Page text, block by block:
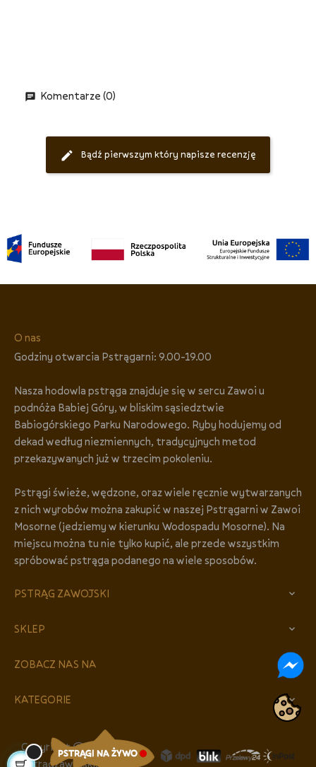
Komentarze (0)
Bądź pierwszym który napisze recenzję
O nas
Godziny otwarcia Pstrągarni: 9.00-19.00
Nasza hodowla pstrąga znajduje się w sercu Zawoi u
podnóża Babiej Góry, w bliskim sąsiedztwie
Babiogórskiego Parku Narodowego. Ryby hodujemy od
dekad według niezmiennych, tradycyjnych metod
przekazywanych już w trzecim pokoleniu.
Pstrągi świeże, wędzone, oraz wiele ręcznie wytwarzanych
z nich wyrobów można zakupić w naszej Pstrągarni w Zawoi
Mosorne (jedziemy w kierunku Wodospadu Mosorne). Na
miejscu można tu nie tylko kupić, ale przede wszystkim
spróbować pstrąga podanego na wiele sposobów.
PSTRĄG ZAWOJSKI 
SKLEP 
ZOBACZ NAS NA 
KATEGORIE 
Copyright © 2025 by
pstragzawojski.pl